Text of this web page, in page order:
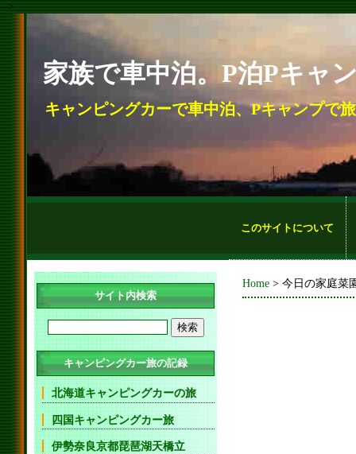
-->
家族で車中泊。P泊Pキャ
キャンピングカーで車中泊、Pキャンプで
このサイトについて
Home > 今日の家庭菜
サイト内検索
キャンピングカー旅の記録
北海道キャンピングカーの旅
四国キャンピングカー旅
伊勢奈良京都琵琶湖天橋立